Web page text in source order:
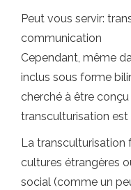
Peut vous servir:
communication
Cependant, même
inclus sous forme
cherché à être
transculturisation est
La transculturisation
cultures étrangères
social (comme un